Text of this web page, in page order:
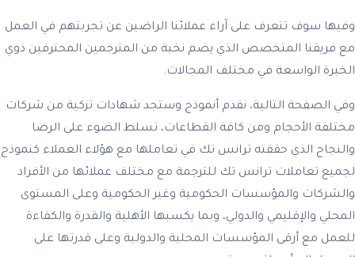
وفيها سوف تتعرف على آراء عملائنا الراضين عن تجربتهم في العمل
مع فريقنا المتخصص الذي يضم نخبة من المترجمين المحترفين ذوي
الخبرة الواسعة في مختلف المجالات.
وفي الصفحة التالية، نقدم أنموذج وستجد شهادات تزكية من شركات
مختلفة الأحجام ومن كافة القطاعات، تسلط الضوء على الرضا
والنجاح الذي حققته ترانس تك في تعاملها مع هؤلاء العملاء كنموذج
لجميع تعاملات ترانس تك للترجمة مع مختلف عملائها من الأفراد
والشركات والمؤسسات الحكومية وغير الحكومية وعلى المستوى
المحلي والإقليمي والدولي، وبما يكسبها الأهلية والقدرة والكفاءة
للعمل مع أرقى المؤسسات المحلية والدولية وعلى قدرتها على